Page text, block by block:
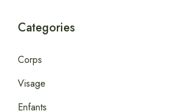
Categories
Corps
Visage
Enfants